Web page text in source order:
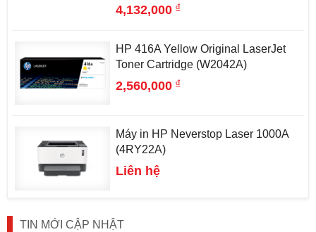
4,132,000đ
HP 416A Yellow Original LaserJet
Toner Cartridge (W2042A)
2,560,000đ
Máy in HP Neverstop Laser 1000A
(4RY22A)
Liên hệ
TIN MỚI CẬP NHẬT